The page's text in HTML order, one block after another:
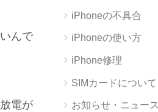
んで
電が
iPhoneの不具合
iPhoneの使い方
iPhone修理
SIMカードについて
お知らせ・ニュース